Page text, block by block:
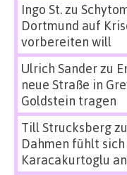
Ingo St.zu
Dortmund auf
vorbereiten will
Ulrich Sanderzu
neue Straße in
Goldstein tragen
Till Strucksbergzu
Dahmen fühlt
Karacakurtoglu